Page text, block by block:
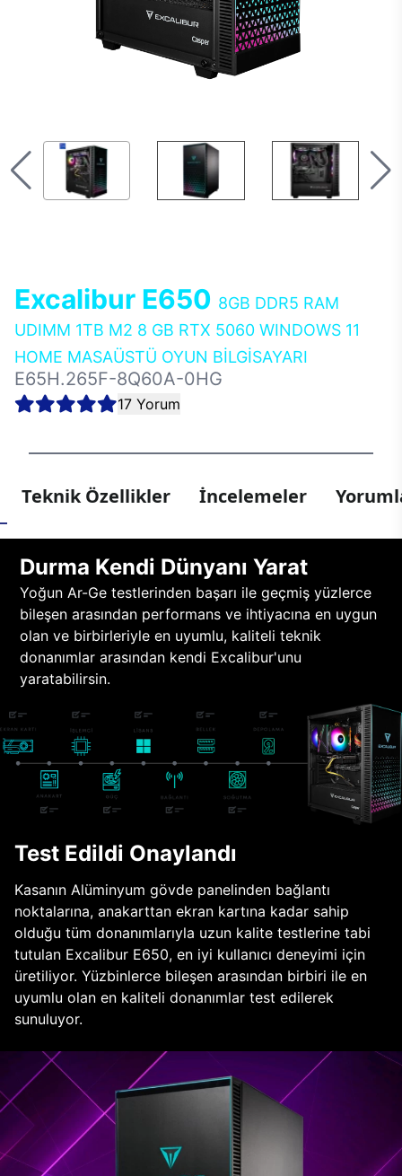
Excalibur E650 8GB DDR5 RAM
UDIMM 1TB M2 8 GB RTX 5060 WINDOWS 11
HOME MASAÜSTÜ OYUN BİLGİSAYARI
E65H.265F-8Q60A-0HG
17 Yorum
Teknik Özellikler İncelemeler
Durma Kendi Dünyanı Yarat
Yoğun Ar-Ge testlerinden başarı ile geçmiş yüzlerce
bileşen arasından performans ve ihtiyacına en uygun
olan ve birbirleriyle en uyumlu, kaliteli teknik
donanımlar arasından kendi Excalibur'unu
yaratabilirsin.
Test Edildi Onaylandı
Kasanın Alüminyum gövde panelinden bağlantı
noktalarına, anakarttan ekran kartına kadar sahip
olduğu tüm donanımlarıyla uzun kalite testlerine tabi
tutulan Excalibur E650, en iyi kullanıcı deneyimi için
üretiliyor. Yüzbinlerce bileşen arasından birbiri ile en
uyumlu olan en kaliteli donanımlar test edilerek
sunuluyor.